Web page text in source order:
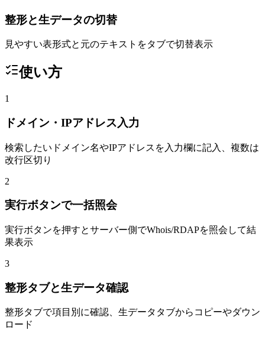
整形と生データの切替
見やすい表形式と元のテキストをタブで切替表示
使い方
1
ドメイン・IPアドレス入力
検索したいドメイン名やIPアドレスを入力欄に記入、複数は
改行区切り
2
実行ボタンで一括照会
実行ボタンを押すとサーバー側でWhois/RDAPを照会して結
果表示
3
整形タブと生データ確認
整形タブで項目別に確認、生データタブからコピーやダウン
ロード